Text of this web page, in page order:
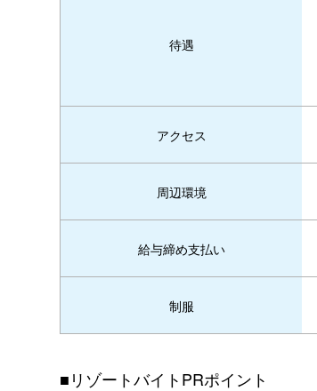
待遇
アクセス
周辺環境
給与締め支払い
制服
■リゾートバイトPRポイント